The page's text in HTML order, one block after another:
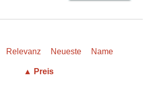
Relevanz Neueste Name
▲ Preis